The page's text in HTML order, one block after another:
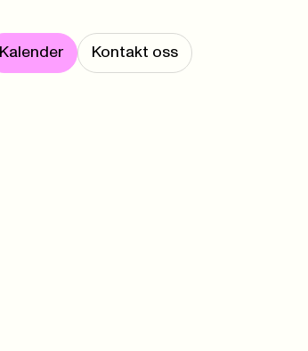
Kalender Kontakt oss